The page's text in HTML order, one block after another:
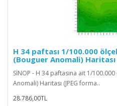
H 34 paftası 1/100.000
(Bouguer Anomali) Haritası
SİNOP - H 34 paftasına ait 1/
Anomali) Haritası (JPEG forma..
28.786,00TL